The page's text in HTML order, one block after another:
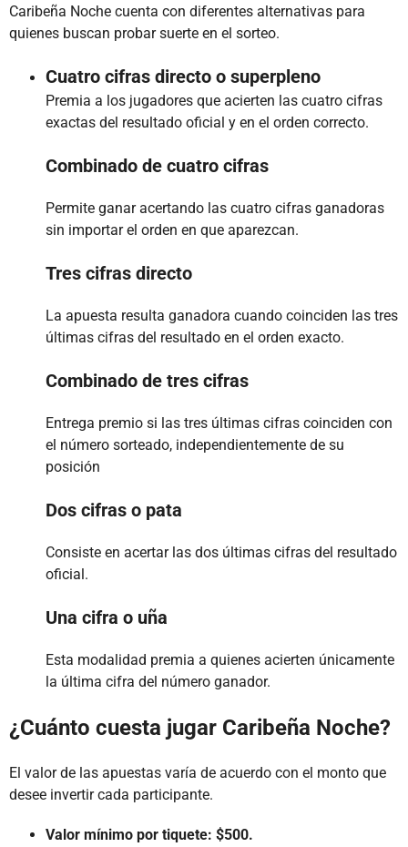
Caribeña Noche cuenta con diferentes alternativas para
quienes buscan probar suerte en el sorteo.
Cuatro cifras directo o superpleno
Premia a los jugadores que acierten las cuatro cifras
exactas del resultado oficial y en el orden correcto.
Combinado de cuatro cifras
Permite ganar acertando las cuatro cifras ganadoras
sin importar el orden en que aparezcan.
Tres cifras directo
La apuesta resulta ganadora cuando coinciden las tres
últimas cifras del resultado en el orden exacto.
Combinado de tres cifras
Entrega premio si las tres últimas cifras coinciden con
el número sorteado, independientemente de su
posición
Dos cifras o pata
Consiste en acertar las dos últimas cifras del resultado
oficial.
Una cifra o uña
Esta modalidad premia a quienes acierten únicamente
la última cifra del número ganador.
¿Cuánto cuesta jugar Caribeña Noche?
El valor de las apuestas varía de acuerdo con el monto que
desee invertir cada participante.
Valor mínimo por tiquete: $500.